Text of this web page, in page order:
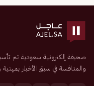
والمنافسة في سبق الأخبار